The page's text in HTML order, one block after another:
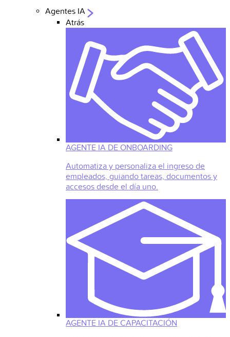
Agentes IA
Atrás
AGENTE IA DE ONBOARDING
Automatiza y personaliza el ingreso de
empleados, guiando tareas, documentos y
accesos desde el día uno.
AGENTE IA DE CAPACITACIÓN